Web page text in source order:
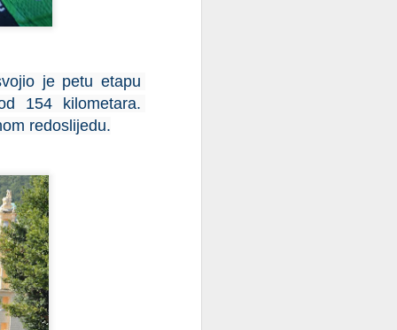
je petu etapu
154 kilometara.
redoslijedu.